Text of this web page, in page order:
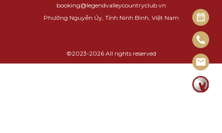
booking@legendvalleycountryclub.vn
Phường Nguyễn Úy, Tỉnh Ninh Bình, Việt Nam
©2023-2026 All rights reserved